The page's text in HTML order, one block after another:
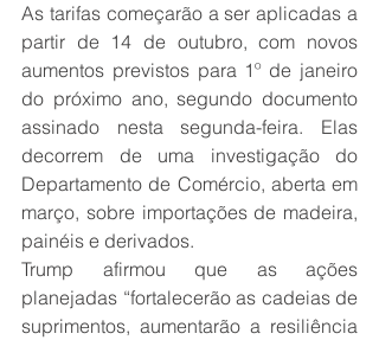
As tarifas começarão a ser aplicadas a
partir de 14 de outubro, com novos
aumentos previstos para 1º de janeiro
do próximo ano, segundo documento
assinado nesta segunda-feira. Elas
decorrem de uma investigação do
Departamento de Comércio, aberta em
março, sobre importações de madeira,
painéis e derivados.
Trump afirmou que as ações
planejadas “fortalecerão as cadeias de
suprimentos, aumentarão a resiliência